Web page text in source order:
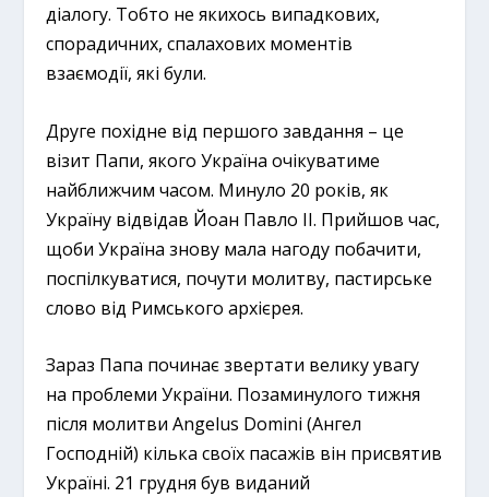
діалогу. Тобто не якихось випадкових,
спорадичних, спалахових моментів
взаємодії, які були.
Друге похідне від першого завдання – це
візит Папи, якого Україна очікуватиме
найближчим часом. Минуло 20 років, як
Україну відвідав Йоан Павло II. Прийшов час,
щоби Україна знову мала нагоду побачити,
поспілкуватися, почути молитву, пастирське
слово від Римського архієрея.
Зараз Папа починає звертати велику увагу
на проблеми України. Позаминулого тижня
після молитви Angelus Domini (Ангел
Господній) кілька своїх пасажів він присвятив
Україні. 21 грудня був виданий